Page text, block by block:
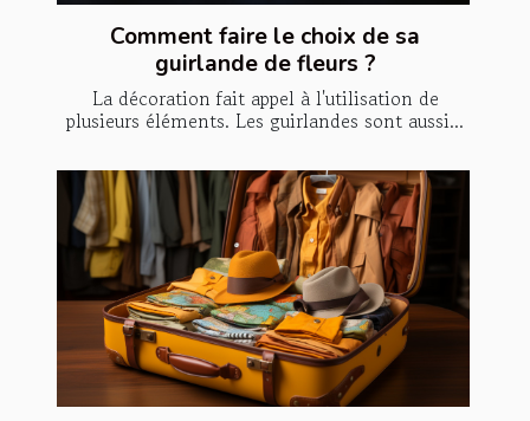
Comment faire le choix de sa
guirlande de fleurs ?
La décoration fait appel à l'utilisation de
plusieurs éléments. Les guirlandes sont aussi...